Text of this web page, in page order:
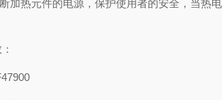
加热元件的电源，保护使用者的安全，当